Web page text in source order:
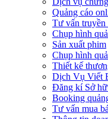
Quảng cáo
Tư vấn truyền
Chụp hình
Sản xuất phim
Chụp hình
Thiết kế
Dịch Vụ Viết
Đăng kí Sở
Booking
Tư vấn mua